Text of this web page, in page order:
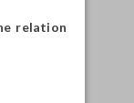
relation